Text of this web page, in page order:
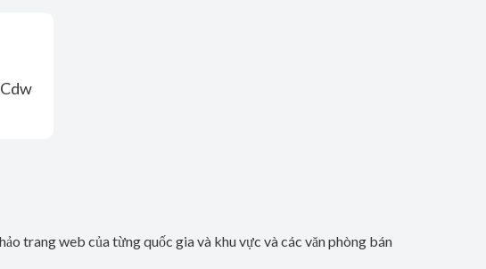
trang web của từng quốc gia và khu vực và các văn phòng bán